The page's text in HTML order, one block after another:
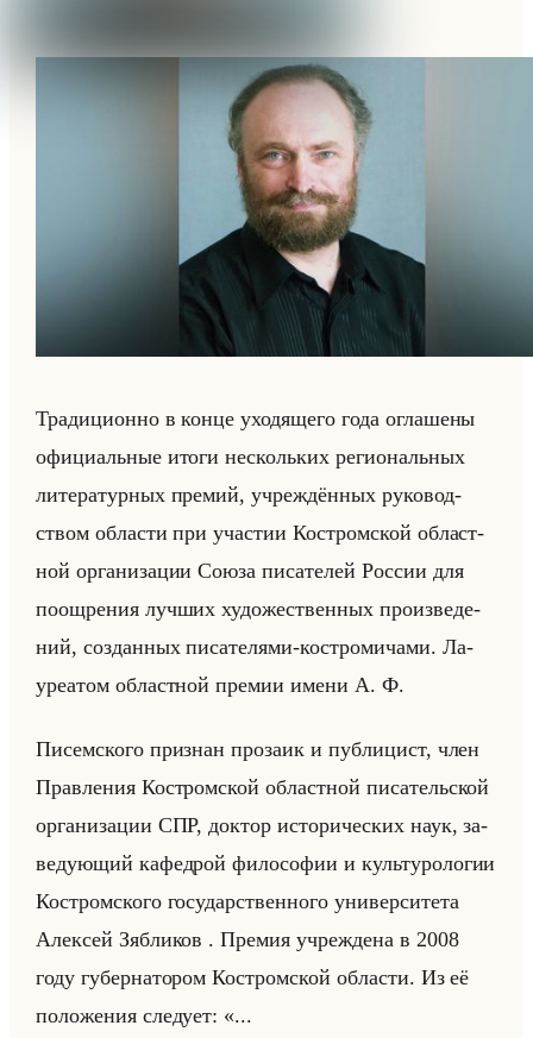
Тра­ди­ци­он­но в конце ухо­дя­ще­го года огла­ше­ны
офи­ци­альные итоги нескольких ре­ги­ональных
ли­те­ра­тур­ных пре­мий, учре­ждён­ных ру­ко­вод­
ством об­ла­сти при уча­стии Ко­стром­ской об­ласт­
ной ор­га­ни­за­ции Союза пи­са­те­лей Рос­сии для
по­ощ­ре­ния луч­ших ху­до­же­ствен­ных про­из­ве­де­
ний, со­здан­ных пи­са­те­ля­ми-ко­стро­ми­ча­ми. Ла­
уре­атом об­ласт­ной пре­мии имени А. Ф.
Пи­сем­ско­го при­знан про­за­ик и пуб­ли­цист, член
Прав­ле­ния Ко­стром­ской об­ласт­ной пи­са­тельской
ор­га­ни­за­ции СПР, док­тор ис­то­ри­че­ских наук, за­
ве­ду­ющий ка­фед­рой фи­ло­со­фии и культу­ро­ло­гии
Ко­стром­ско­го го­су­дар­ствен­но­го уни­вер­си­те­та
Алек­сей Зяб­ли­ков . Пре­мия учре­жде­на в 2008
году гу­бер­на­то­ром Ко­стром­ской об­ла­сти. Из её
по­ло­же­ния сле­ду­ет: «...